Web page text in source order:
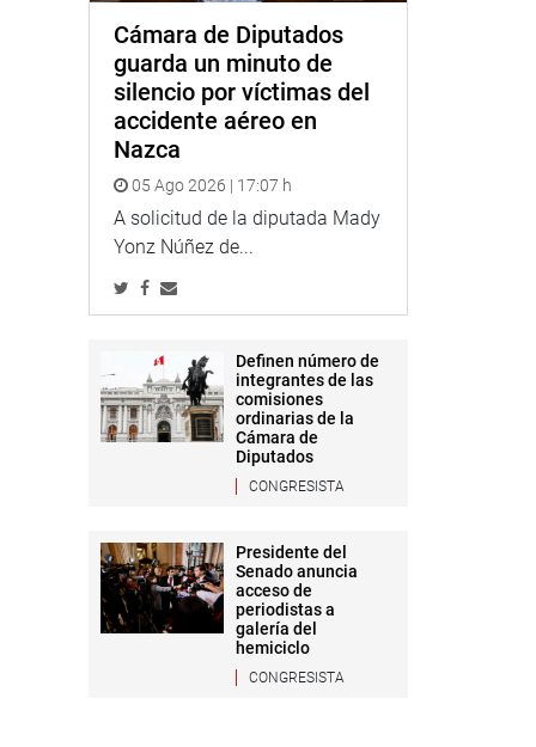
Cámara de Diputados
guarda un minuto de
silencio por víctimas del
accidente aéreo en
Nazca
05 Ago 2026 | 17:07 h
A solicitud de la diputada Mady
Yonz Núñez de...
Definen número de
integrantes de las
comisiones
ordinarias de la
Cámara de
Diputados
CONGRESISTA
Presidente del
Senado anuncia
acceso de
periodistas a
galería del
hemiciclo
CONGRESISTA